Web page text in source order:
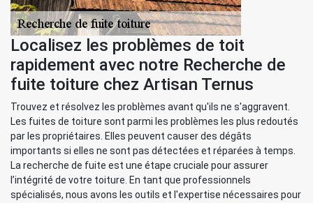
Localisez les problèmes de toit
rapidement avec notre Recherche de
fuite toiture chez Artisan Ternus
Trouvez et résolvez les problèmes avant qu'ils ne s'aggravent.
Les fuites de toiture sont parmi les problèmes les plus redoutés
par les propriétaires. Elles peuvent causer des dégâts
importants si elles ne sont pas détectées et réparées à temps.
La recherche de fuite est une étape cruciale pour assurer
l’intégrité de votre toiture. En tant que professionnels
spécialisés, nous avons les outils et l'expertise nécessaires pour